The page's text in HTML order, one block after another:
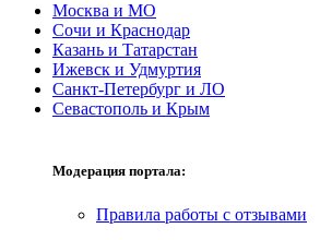
Москва и МО
Сочи и Краснодар
Казань и Татарстан
Ижевск и Удмуртия
Санкт-Петербург и ЛО
Севастополь и Крым
Модерация портала:
Правила работы с отзывами